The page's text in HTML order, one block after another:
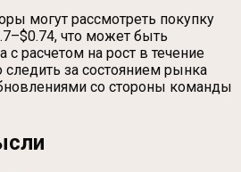
могут рассмотреть покупку
что может быть
с расчетом на рост в течение
следить за состоянием рынка
со стороны команды